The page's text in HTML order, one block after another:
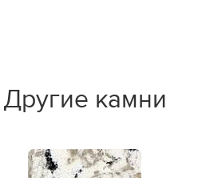
Другие камни